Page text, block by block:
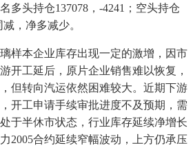
头持仓137078，-4241；空头持仓
，净多减少。
本企业库存出现一定的激增，因市
开工延后，原片企业销售难以恢复，
但转向汽运依然困难较大。近期下游
开工申请手续审批进度不及预期，需
于半休市状态，行业库存延续净增长
2005合约延续窄幅波动，上方仍承压